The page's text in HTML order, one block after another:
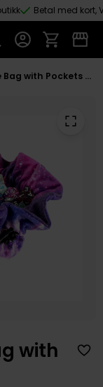
Betal med kort,
Velvet Nebula Dice Bag with Pockets Terningpose
with